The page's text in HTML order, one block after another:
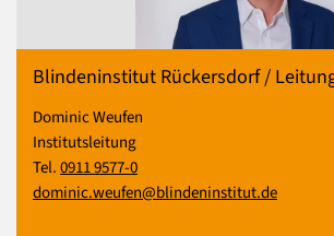
Blindeninstitut Rückersdorf /
Dominic Weufen
Institutsleitung
Tel.0911 9577-0
dominic.weufen@blindeninstitut.de